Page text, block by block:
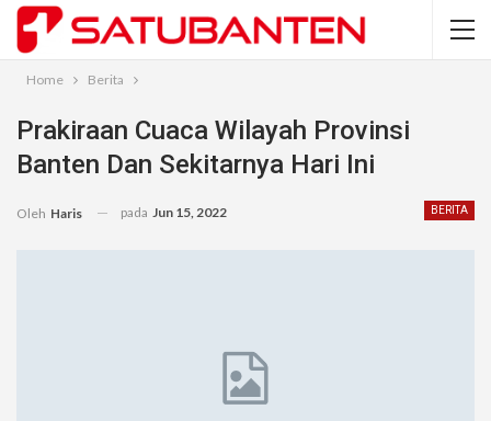
Home Berita
Prakiraan Cuaca Wilayah Provinsi
Banten Dan Sekitarnya Hari Ini
BERITA
Oleh Haris pada Jun 15, 2022